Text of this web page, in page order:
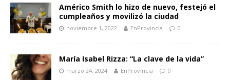
Américo Smith lo hizo de nuevo, festejó el
cumpleaños y movilizó la ciudad
noviembre 1, 2022 EnProvincia 0
María Isabel Rizza: “La clave de la vida”
marzo 24, 2024 EnProvincia 0